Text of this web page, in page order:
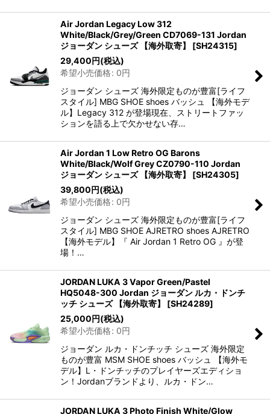
Air Jordan Legacy Low 312
White/Black/Grey/Green CD7069-131 Jordan
ジョーダン シューズ 【海外取寄】
[SH24315]
29,400円(税込)
希望小売価格: 0円
ジョーダン シューズ 海外限定ものが豊富[ライフ
スタイル] MBG SHOE shoes バッシュ 【海外モデ
ル】Legacy 312 が登場現在、ストリートファッ
ションを語る上で欠かせない存…
Air Jordan 1 Low Retro OG Barons
White/Black/Wolf Grey CZ0790-110 Jordan
ジョーダン シューズ 【海外取寄】
[SH24305]
39,800円(税込)
希望小売価格: 0円
ジョーダン シューズ 海外限定ものが豊富[ライフ
スタイル] MBG SHOE AJRETRO shoes AJRETRO
【海外モデル】『 Air Jordan 1 Retro OG 』が登
場！…
JORDAN LUKA 3 Vapor Green/Pastel
HQ5048-300 Jordan ジョーダン ルカ・ドンチ
ッチ シューズ 【海外取寄】
[SH24289]
25,000円(税込)
希望小売価格: 0円
ジョーダン ルカ・ドンチッチ シューズ 海外限定
ものが豊富 MSM SHOE shoes バッシュ 【海外モ
デル】L・ドンチッチのプレイヤーズエディショ
ン！Jordanブランドより、ルカ・ドン…
JORDAN LUKA 3 Photo Finish White/Glow